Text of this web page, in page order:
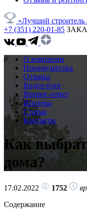
«Лучший строитель
+7 (351) 220-01-85
О компании
Преимущества
Отзывы
Видео-блог
Вопрос-ответ
Ипотека
Статьи
Контакты
Как
дома?
17.02.2022 1752
Содержание